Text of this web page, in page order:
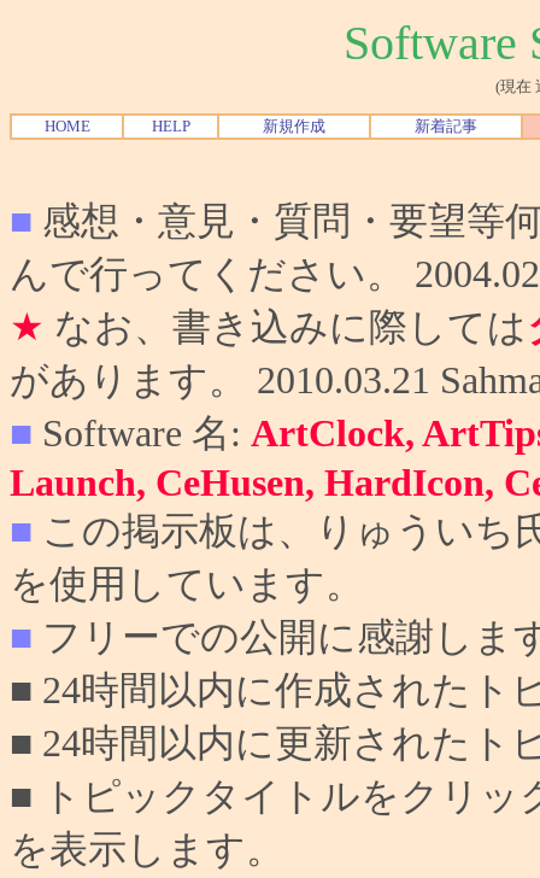
Software
(現在
HOME HELP 新規作成 新着記事
■ 感想・意見・質問・要望等
んで行ってください。
★ なお、書き込みに際しては
があります。 2010.03.21
■ Software 名: ArtClock,
Launch, CeHusen, HardIcon,
■ この掲示板は、りゅういち
を使用しています。
■ フリーでの公開に感謝しま
■ 24時間以内に作成されたト
■ 24時間以内に更新されたト
■ トピックタイトルをクリッ
を表示します。